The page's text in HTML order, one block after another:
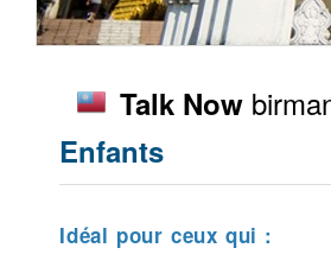
Talk Now
Enfants
Idéal pour ceux qui :